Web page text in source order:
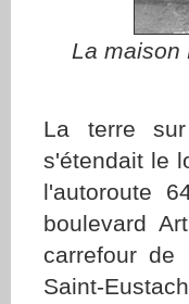
La maison
La terre
s'étendait le
l'autoroute
boulevard
carrefour
Saint-